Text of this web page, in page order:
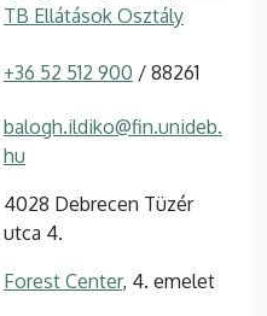
TB Ellátások Osztály
+36 52 512 900 / 88261
balogh.ildiko@fin.unideb.
hu
4028 Debrecen Tüzér
utca 4.
Forest Center, 4. emelet